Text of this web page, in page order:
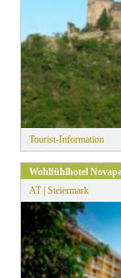
Tourist-Information
Wohlfühlhotel
AT | Steiermark